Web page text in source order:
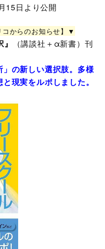
15日より公開
からのお知らせ】▼
（講談社＋α新書）刊
の新しい選択肢。多様
現実をルポしました。